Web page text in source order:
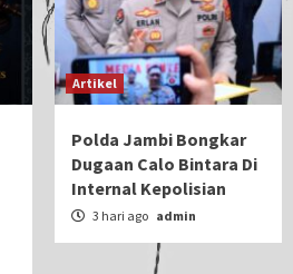
Artikel
Polda Jambi Bongkar
Dugaan Calo Bintara Di
Internal Kepolisian
3 hari ago admin